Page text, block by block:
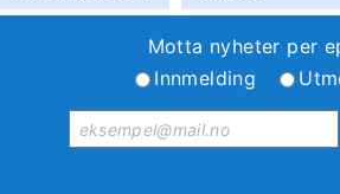
Motta nyheter per
Innmelding